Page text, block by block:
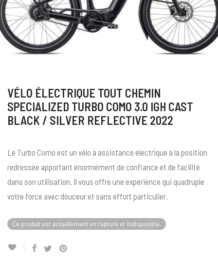
VÉLO ÉLECTRIQUE TOUT CHEMIN
SPECIALIZED TURBO COMO 3.0 IGH CAST
BLACK / SILVER REFLECTIVE 2022
Le Turbo Como est un vélo à assistance électrique à la position
redressée apportant énormément de confiance et de facilité
dans son utilisation. Il vous offre une expérience qui quadruple
votre force avec douceur et sans effort particulier.
Ce produit est actuellement en rupture et indisponible.